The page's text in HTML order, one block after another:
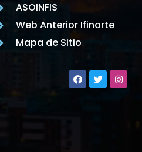
ASOINFIS
Web Anterior Ifinorte
Mapa de Sitio